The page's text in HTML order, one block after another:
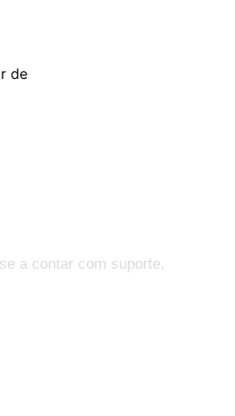
de
a contar com suporte,